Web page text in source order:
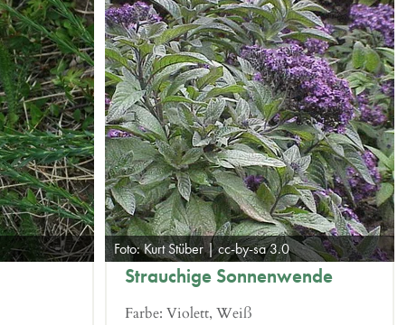
Foto: Kurt Stüber | cc-by-sa 3.0
Strauchige Sonnenwende
Farbe: Violett, Weiß